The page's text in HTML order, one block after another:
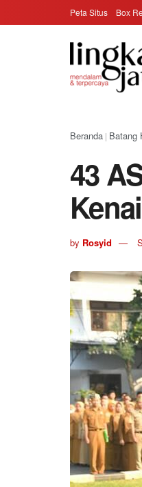
Peta Situs Box
Beranda | Batang
43
by Rosyid